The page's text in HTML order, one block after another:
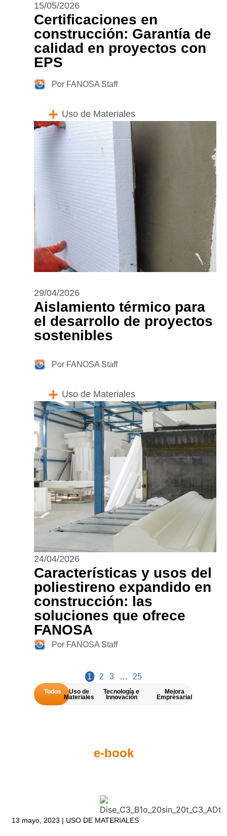
15/05/2026
Certificaciones en
construcción: Garantía de
calidad en proyectos con
EPS
Por FANOSA Staff
Uso de Materiales
29/04/2026
Aislamiento térmico para
el desarrollo de proyectos
sostenibles
Por FANOSA Staff
Uso de Materiales
24/04/2026
Características y usos del
poliestireno expandido en
construcción: las
soluciones que ofrece
FANOSA
Por FANOSA Staff
1 2 3 … 25
Todos
Uso de
Materiales
Tecnología e
Innovación
Mejora
Empresarial
e-book
13 mayo, 2023 | USO DE MATERIALES